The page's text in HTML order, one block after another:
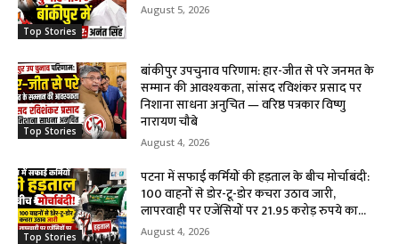
Top Stories
August 5, 2026
Top Stories
बांकीपुर उपचुनाव परिणाम: हार-जीत से परे जनमत के
सम्मान की आवश्यकता, सांसद रविशंकर प्रसाद पर
निशाना साधना अनुचित — वरिष्ठ पत्रकार विष्णु
नारायण चौबे
August 4, 2026
Top Stories
पटना में सफाई कर्मियों की हड़ताल के बीच मोर्चाबंदी:
100 वाहनों से डोर-टू-डोर कचरा उठाव जारी,
लापरवाही पर एजेंसियों पर 21.95 करोड़ रुपये का...
August 4, 2026